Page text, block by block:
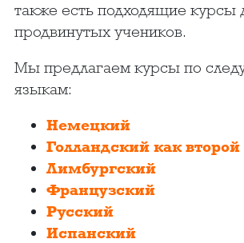
также есть подходящие курсы
продвинутых учеников.
Мы предлагаем курсы по
языкам:
Немецкий
Голландский как
Лимбургский
Французский
Русский
Испанский